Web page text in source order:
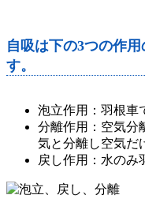
自吸は下の3つの作
す。
泡立作用：羽根車
分離作用：空気分
気と分離し空気だ
戻し作用：水のみ